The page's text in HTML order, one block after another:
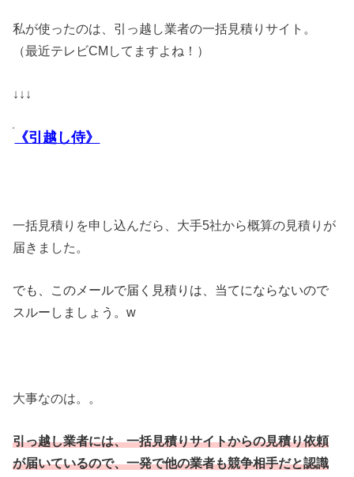
私が使ったのは、引っ越し業者の一括見積りサイト。
（最近テレビCMしてますよね！）
↓↓↓
《引越し侍》
一括見積りを申し込んだら、大手5社から概算の見積りが
届きました。
でも、このメールで届く見積りは、当てにならないので
スルーしましょう。w
大事なのは。。
引っ越し業者には、一括見積りサイトからの見積り依頼
が届いているので、一発で他の業者も競争相手だと認識